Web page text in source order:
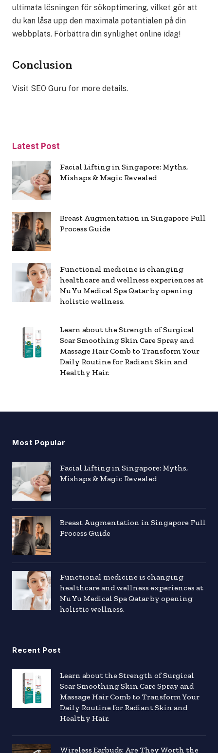
ultimata lösningen för sökoptimering, vilket gör att
du kan låsa upp den maximala potentialen på din
webbplats. Förbättra din synlighet online idag!
Conclusion
Visit SEO Guru for more details.
Latest Post
Facial Lifting in Singapore: Myths,
Mishaps & Magic Revealed
Breast Augmentation in Singapore Full
Process Guide
Functional medicine is changing
healthcare and wellness experiences at
Nu Yu Medical Spa Qatar by opening
holistic wellness.
Learn about the Strength of Surgical
Scar Smoothing Skin Care Spray and
Massage Hair Comb to Transform Your
Daily Routine for Radiant Skin and
Healthy Hair.
Most Popular
Facial Lifting in Singapore: Myths,
Mishaps & Magic Revealed
Breast Augmentation in Singapore Full
Process Guide
Functional medicine is changing
healthcare and wellness experiences at
Nu Yu Medical Spa Qatar by opening
holistic wellness.
Recent Post
Learn about the Strength of Surgical
Scar Smoothing Skin Care Spray and
Massage Hair Comb to Transform Your
Daily Routine for Radiant Skin and
Healthy Hair.
Wireless Earbuds: Are They Worth the